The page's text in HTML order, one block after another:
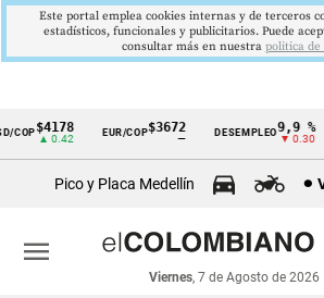
Cintillo
económicos
Colombia
COP$4178
▲ 0.42
EUR/COP$3672 DESEMPLEO 9,9 %
▼ 0.30
Pico y Placa Medellín
Viernes, 7 de Agosto de 2026
menu
Este portal emplea cookies internas y de terceros
estadísticos, funcionales y publicitarios. Puede
consultar más en nuestra politica de